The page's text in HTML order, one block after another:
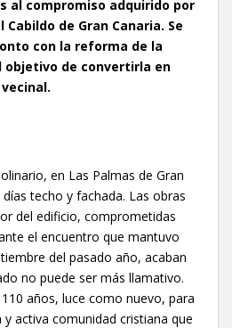
al compromiso adquirido por
de Gran Canaria. Se
con la reforma de la
objetivo de convertirla en
en Las Palmas de Gran
techo y fachada. Las obras
del edificio, comprometidas
el encuentro que mantuvo
del pasado año, acaban
no puede ser más llamativo.
años, luce como nuevo, para
activa comunidad cristiana que